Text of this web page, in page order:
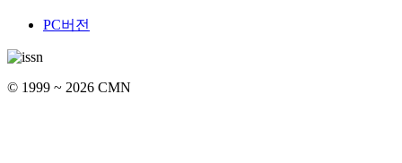
PC버전
© 1999 ~ 2026 CMN